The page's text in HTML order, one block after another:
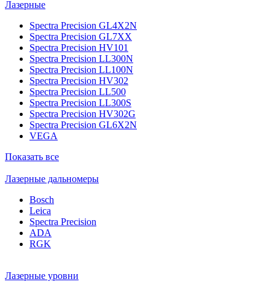
Лазерные
Spectra Precision GL4X2N
Spectra Precision GL7XX
Spectra Precision HV101
Spectra Precision LL300N
Spectra Precision LL100N
Spectra Precision HV302
Spectra Precision LL500
Spectra Precision LL300S
Spectra Precision HV302G
Spectra Precision GL6X2N
VEGA
Показать все
Лазерные дальномеры
Bosch
Leica
Spectra Precision
ADA
RGK
Лазерные уровни